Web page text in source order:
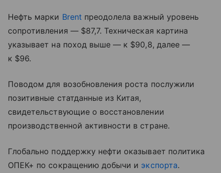
Нефть марки Brent преодолела важный уровень
сопротивления — $87,7. Техническая картина
указывает на поход выше — к $90,8, далее —
к $96.
Поводом для возобновления роста послужили
позитивные статданные из Китая,
свидетельствующие о восстановлении
производственной активности в стране.
Глобально поддержку нефти оказывает политика
ОПЕК+ по сокращению добычи и экспорта.